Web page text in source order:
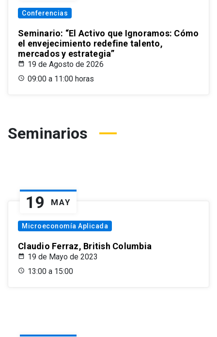
Conferencias
Seminario: “El Activo que Ignoramos: Cómo
el envejecimiento redefine talento,
mercados y estrategia”
19 de Agosto de 2026
09:00 a 11:00 horas
Seminarios
19 MAY
Microeconomía Aplicada
Claudio Ferraz, British Columbia
19 de Mayo de 2023
13:00 a 15:00